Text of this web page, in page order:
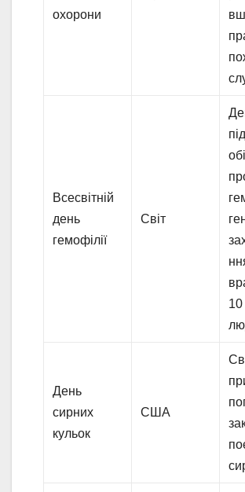
охорони
Всесвітній
день
гемофілії
Світ
День
сирних
кульок
США